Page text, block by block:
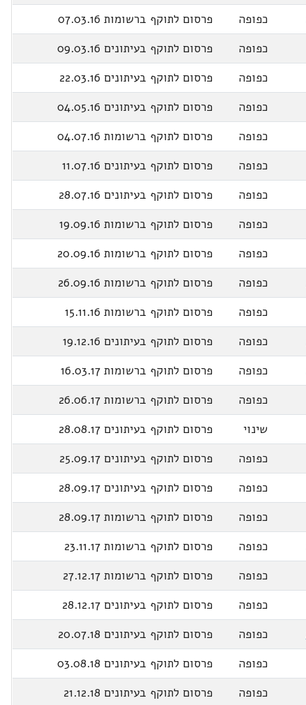
כפופה
פרסום לתוקף ברשומות 07.03.16
כפופה
פרסום לתוקף בעיתונים 09.03.16
כפופה
פרסום לתוקף בעיתונים 22.03.16
כפופה
פרסום לתוקף בעיתונים 04.05.16
כפופה
פרסום לתוקף ברשומות 04.07.16
כפופה
פרסום לתוקף בעיתונים 11.07.16
כפופה
פרסום לתוקף בעיתונים 28.07.16
כפופה
פרסום לתוקף ברשומות 19.09.16
כפופה
פרסום לתוקף ברשומות 20.09.16
כפופה
פרסום לתוקף ברשומות 26.09.16
כפופה
פרסום לתוקף ברשומות 15.11.16
כפופה
פרסום לתוקף בעיתונים 19.12.16
כפופה
פרסום לתוקף ברשומות 16.03.17
כפופה
פרסום לתוקף ברשומות 26.06.17
שינוי
פרסום לתוקף בעיתונים 28.08.17
כפופה
פרסום לתוקף בעיתונים 25.09.17
כפופה
פרסום לתוקף בעיתונים 28.09.17
כפופה
פרסום לתוקף ברשומות 28.09.17
כפופה
פרסום לתוקף ברשומות 23.11.17
כפופה
פרסום לתוקף ברשומות 27.12.17
כפופה
פרסום לתוקף בעיתונים 28.12.17
כפופה
פרסום לתוקף בעיתונים 20.07.18
כפופה
פרסום לתוקף בעיתונים 03.08.18
כפופה פרסום לתוקף בעיתונים 21.12.18